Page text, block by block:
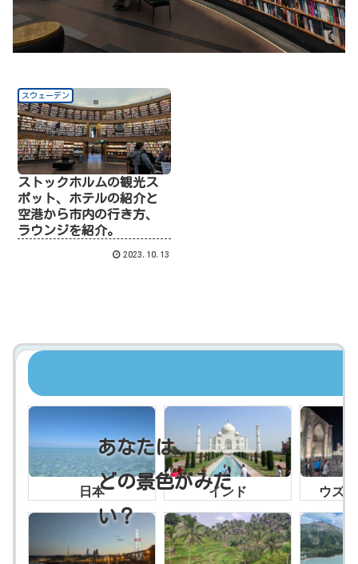
スウェーデン
ストックホルムの観光ス
ポット、ホテルの紹介と
空港から市内の行き方、
ラウンジを紹介。
2023.10.13
あなたは
どの景色がみた
い？
日本 インド ウズ